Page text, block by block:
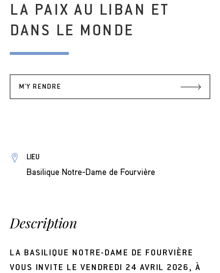
LA PAIX AU LIBAN ET
DANS LE MONDE
M'Y RENDRE
LIEU
Basilique Notre-Dame de Fourvière
Description
LA BASILIQUE NOTRE-DAME DE FOURVIÈRE
VOUS INVITE LE VENDREDI 24 AVRIL 2026, À